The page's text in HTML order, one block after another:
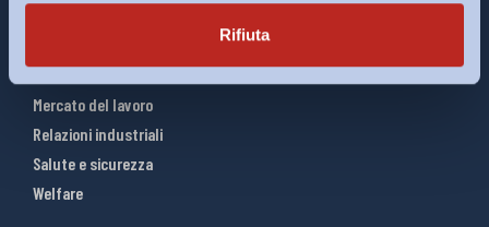
Rifiuta
Riforme del lavoro
Mercato del lavoro
Relazioni industriali
Salute e sicurezza
Welfare